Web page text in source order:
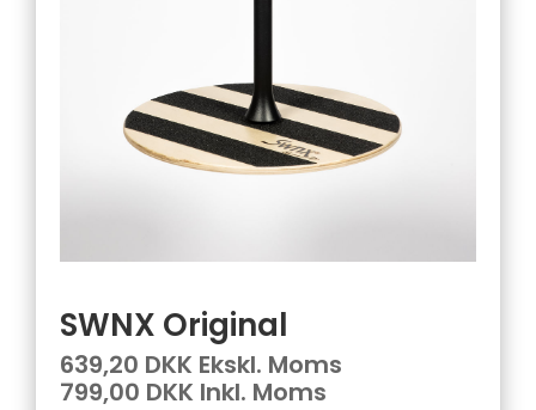
SWNX Original
639,20 DKK Ekskl. Moms
799,00 DKK Inkl. Moms